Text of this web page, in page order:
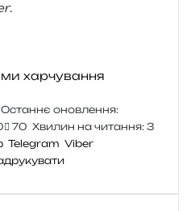
.
харчування
Останнє оновлення:
70 Хвилин на читання: 3
Telegram Viber